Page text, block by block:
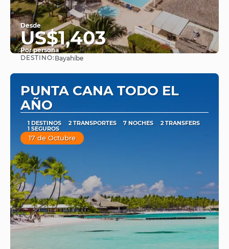
Desde
US$1,403
Por persona
DESTINO: Bayahíbe
PUNTA CANA TODO EL
AÑO
1 DESTINOS 2 TRANSPORTES 7 NOCHES 2 TRANSFERS
1 SEGUROS
17 de Octubre